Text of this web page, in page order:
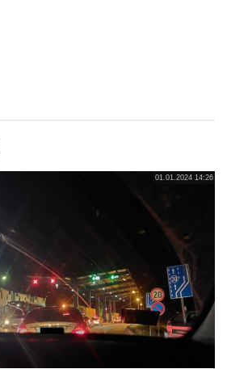
01.01.2024 14:26